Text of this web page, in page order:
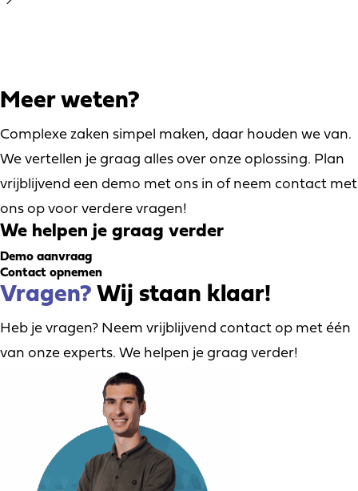
Meer weten?
Complexe zaken simpel maken, daar houden we van.
We vertellen je graag alles over onze oplossing. Plan
vrijblijvend een demo met ons in of neem contact met
ons op voor verdere vragen!
We helpen je graag verder
Demo aanvraag
Contact opnemen
Vragen? Wij staan klaar!
Heb je vragen? Neem vrijblijvend contact op met één
van onze experts. We helpen je graag verder!